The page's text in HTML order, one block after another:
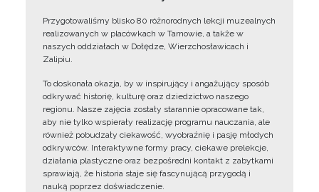
Przygotowaliśmy blisko 80 różnorodnych lekcji muzealnych
realizowanych w placówkach w Tarnowie, a także w
naszych oddziałach w Dołędze, Wierzchosławicach i
Zalipiu.
To doskonała okazja, by w inspirujący i angażujący sposób
odkrywać historię, kulturę oraz dziedzictwo naszego
regionu. Nasze zajęcia zostały starannie opracowane tak,
aby nie tylko wspierały realizację programu nauczania, ale
również pobudzały ciekawość, wyobraźnię i pasję młodych
odkrywców. Interaktywne formy pracy, ciekawe prelekcje,
działania plastyczne oraz bezpośredni kontakt z zabytkami
sprawiają, że historia staje się fascynującą przygodą i
nauką poprzez doświadczenie.